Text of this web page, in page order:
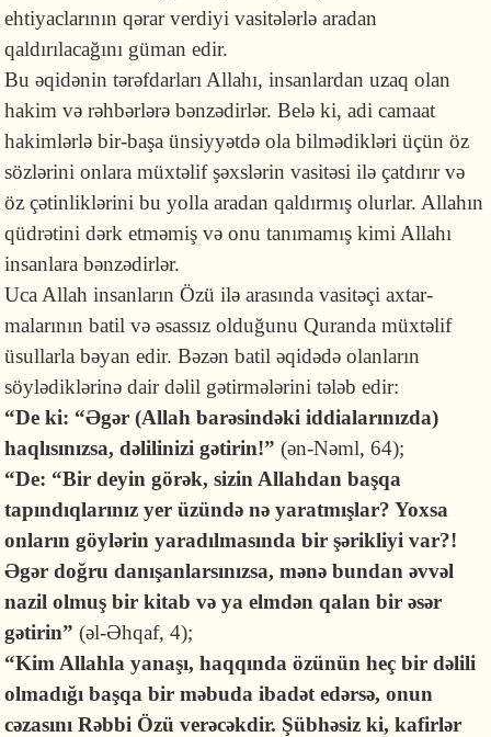
ehtiyaclarının qərar verdiyi vasitələrlə aradan
qaldırılacağını güman edir.
Bu əqidənin tərəfdarları Allahı, insanlardan uzaq olan
hakim və rəhbərlərə bənzədirlər. Belə ki, adi camaat
hakimlərlə bir-başa ünsiyyətdə ola bilmədikləri üçün öz
sözlərini onlara müxtəlif şəxslərin vasitəsi ilə çatdırır və
öz çətinliklərini bu yolla aradan qaldırmış olurlar. Allahın
qüdrətini dərk etməmiş və onu tanımamış kimi Allahı
insanlara bənzədirlər.
Uca Allah insanların Özü ilə arasında vasitəçi axtar­
malarının batil və əsassız olduğunu Quranda müxtəlif
üsullarla bəyan edir. Bəzən batil əqidədə olanların
söylədiklərinə dair dəlil gətirmələrini tələb edir:
“De ki: “Əgər (Allah barəsindəki iddialarınızda)
haqlısınızsa, dəlilinizi gətirin!” (ən-Nəml, 64);
“De: “Bir deyin görək, si­zin Allah­dan başqa
tapındıqla­rınız yer üzündə nə yaratmış­lar? Yoxsa
onların göylərin ya­radılma­sında bir şərikliyi var?!
Əgər doğru danışanlarsınızsa, mənə bundan əv­vəl
nazil ol­muş bir kitab və ya elmdən qalan bir əsər
gətirin”(əl-Əhqaf, 4);
“Kim Allahla yanaşı, haq­qında özünün heç bir dəlili
ol­ma­dı­ğı başqa bir məbuda iba­dət edərsə, onun
cəzasını Rəb­bi Özü ve­rə­­cəkdir. Şübhə­siz ki, ka­firlər